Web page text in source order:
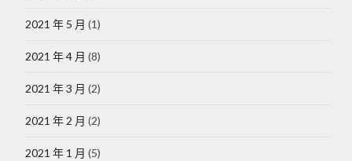
2021 年 5 月 (1)
2021 年 4 月 (8)
2021 年 3 月 (2)
2021 年 2 月 (2)
2021 年 1 月 (5)